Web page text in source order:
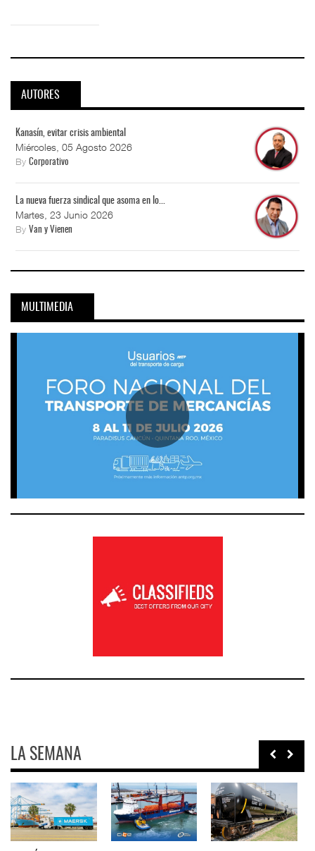
AUTORES
Kanasín, evitar crisis ambiental
Miércoles, 05 Agosto 2026
By Corporativo
La nueva fuerza sindical que asoma en lo...
Martes, 23 Junio 2026
By Van y Vienen
MULTIMEDIA
LA SEMANA